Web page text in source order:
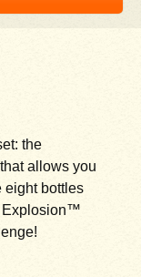
the
allows you
eight bottles
Explosion™